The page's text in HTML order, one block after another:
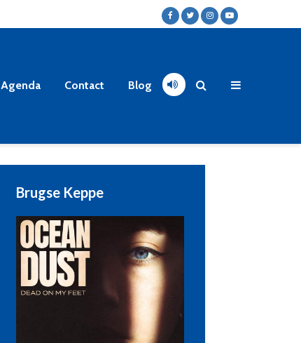
Agenda Contact Blog
Brugse Keppe